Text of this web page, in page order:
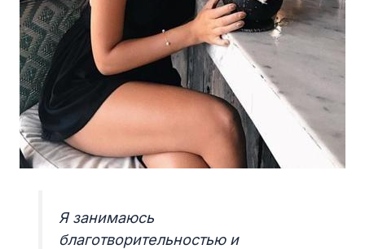
Я занимаюсь
благотворительностью и